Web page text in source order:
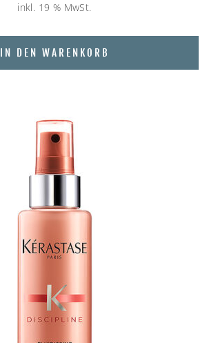
inkl. 19 % MwSt.
IN DEN WARENKORB